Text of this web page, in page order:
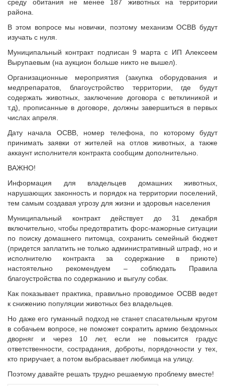
Конкурсы Совета
Издания Совета
Вопрос-ответ
ОКМО
Информационный бюллетень МСУ
НАСЕЛЕНИЕ И МСУ
ТОС
Исполнительная дирекция
Ревизионная комиссия
Палаты Совета
Комитеты Совета
Правление Совета
Партнеры Совета
Полезные ссылки
Инвестиционные порталы муниципальных образований
НОВОСТИ
СМИ о нас
МЕТОДИЧЕСКИЙ РАЗДЕЛ
Опыт регионов
Методические материалы
Опыт муниципалитетов
Судебная практика
Мнение специалиста
Конкурсы Совета
Семинары Совета
Издания Совета
Вопрос-ответ
ВАРМСУ
Новости ВАРМСУ
НАСЕЛЕНИЕ И МСУ
Новости ТОС
Лучшие практики ТОС
среду обитания не менее 187 животных на территории
района.
В этом вопросе мы новички, поэтому механизм ОСВВ будут
изучать с нуля.
Муниципальный контракт подписан 9 марта с ИП Алексеем
Вырупаевым (на аукцион больше никто не вышел).
Организационные мероприятия (закупка оборудования и
медпрепаратов, благоустройство территории, где будут
содержать животных, заключение договора с ветклиникой и
т.д), прописанные в договоре, должны завершиться в первых
числах апреля.
Дату начала ОСВВ, номер телефона, по которому будут
принимать заявки от жителей на отлов животных, а также
аккаунт исполнителя контракта сообщим дополнительно.
ВАЖНО!
Информация для владельцев домашних животных,
нарушающих законность и порядок на территории поселений,
тем самым создавая угрозу для жизни и здоровья населения
Муниципальный контракт действует до 31 декабря
включительно, чтобы предотвратить форс-мажорные ситуации
по поиску домашнего питомца, сохранить семейный бюджет
(придется заплатить не только административный штраф, но и
исполнителю контракта за содержание в приюте)
настоятельно рекомендуем – соблюдать Правила
благоустройства по содержанию и выгулу собак.
Как показывает практика, правильно проводимое ОСВВ ведет
к снижению популяции животных без владельцев.
Но даже его гуманный подход не станет спасательным кругом
в собачьем вопросе, не поможет сократить армию бездомных
дворняг и через 10 лет, если не повысится градус
ответственности, сострадания, доброты, порядочности у тех,
кто приручает, а потом выбрасывает любимца на улицу.
Поэтому давайте решать трудно решаемую проблему вместе!